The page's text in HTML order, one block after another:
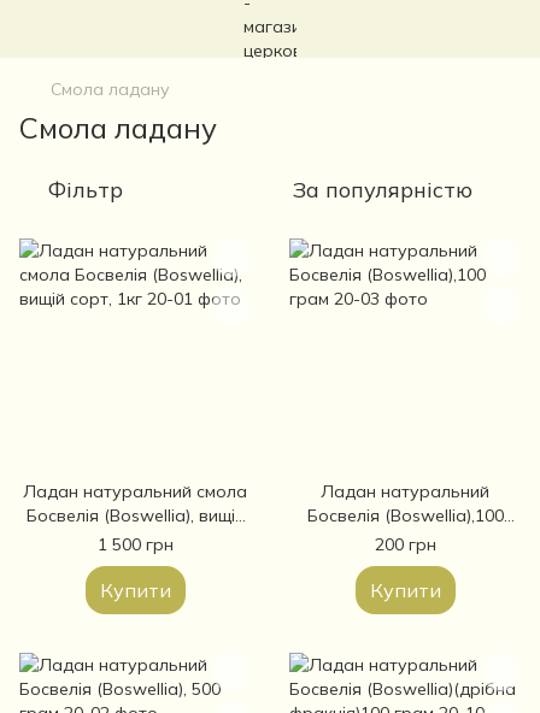
Смола ладану
Смола ладану
Фільтр За популярністю
Ладан натуральний смола
Босвелія (Boswellia), вищій
сорт, 1кг
1 500 грн
Купити
Ладан натуральний
Босвелія (Boswellia),100
грам
200 грн
Купити